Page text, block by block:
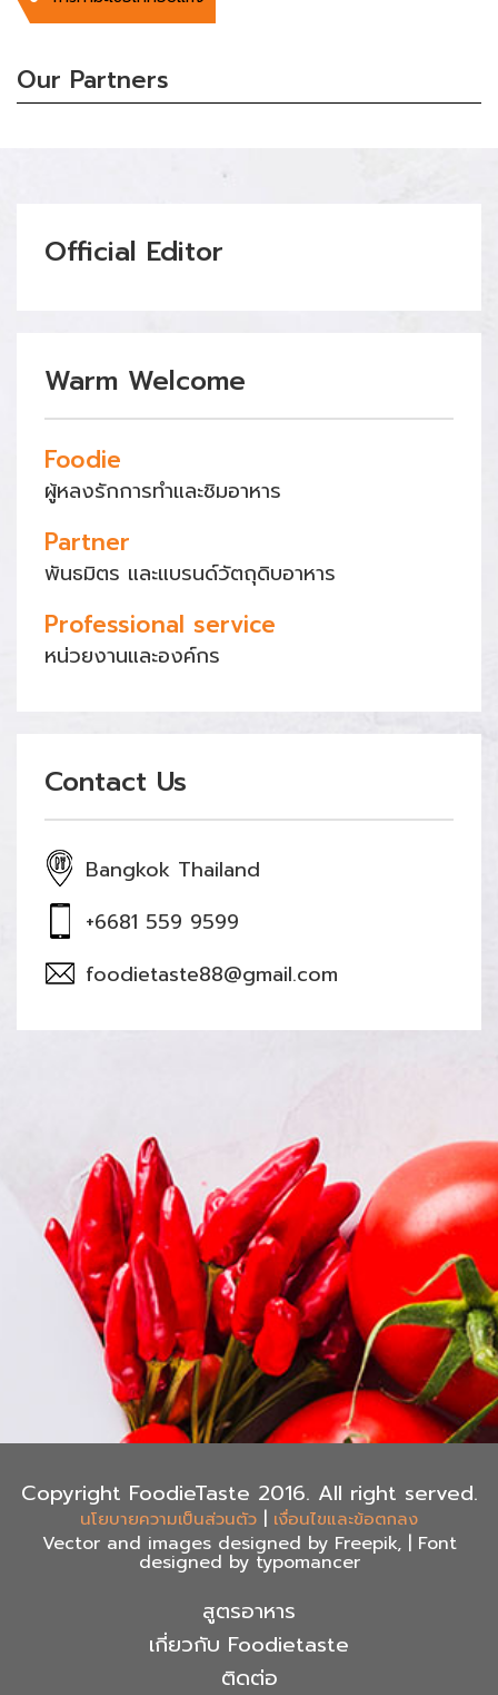
Our Partners
Official Editor
Warm Welcome
Foodie
ผู้หลงรักการทำและชิมอาหาร
Partner
พันธมิตร และแบรนด์วัตถุดิบอาหาร
Professional service
หน่วยงานและองค์กร
Contact Us
Bangkok Thailand
+6681 559 9599
foodietaste88@gmail.com
Copyright FoodieTaste 2016. All right served.
นโยบายความเป็นส่วนตัว | เงื่อนไขและข้อตกลง
Vector and images designed by Freepik, | Font
designed by typomancer
สูตรอาหาร
เกี่ยวกับ Foodietaste
ติดต่อ